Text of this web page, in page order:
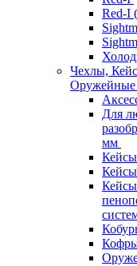
Red-
Чехлы,
Оружейные
Для
мм
Кейсы